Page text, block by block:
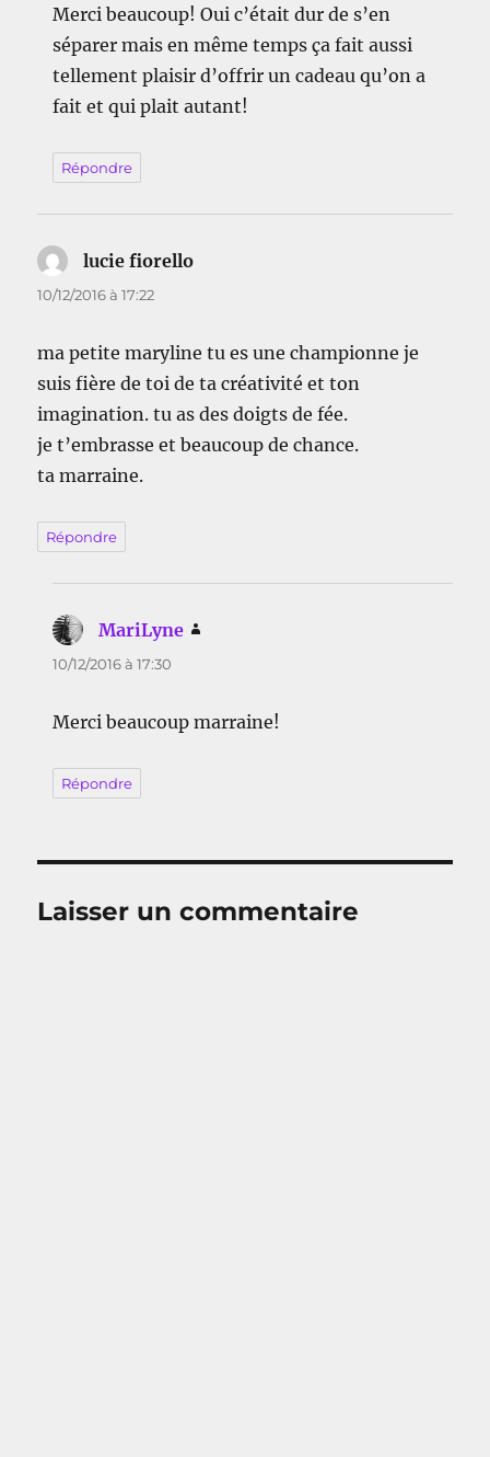
Merci beaucoup! Oui c’était dur de s’en
séparer mais en même temps ça fait aussi
tellement plaisir d’offrir un cadeau qu’on a
fait et qui plait autant!
Répondre
lucie fiorello
10/12/2016 à 17:22
ma petite maryline tu es une championne je
suis fière de toi de ta créativité et ton
imagination. tu as des doigts de fée.
je t’embrasse et beaucoup de chance.
ta marraine.
Répondre
MariLyne
10/12/2016 à 17:30
Merci beaucoup marraine!
Répondre
Laisser un commentaire